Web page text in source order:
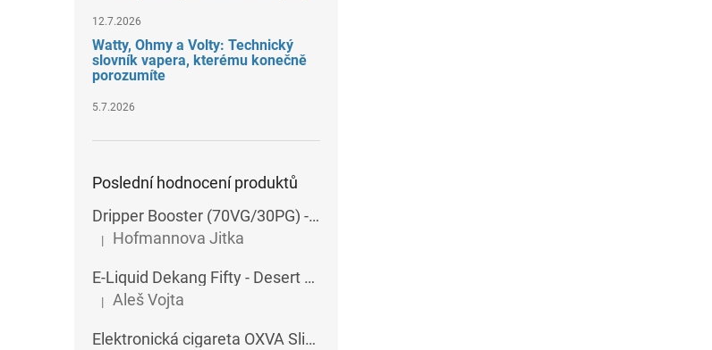
12.7.2026
Watty, Ohmy a Volty: Technický
slovník vapera, kterému konečně
porozumíte
5.7.2026
Poslední hodnocení produktů
Dripper Booster (70VG/30PG) - Imperia - 5x10 ml - 15 mg
Hodnocení produktu je 5 z 5 hvězdiček.
| Hofmannova Jitka
E-Liquid Dekang Fifty - Desert Ship - 10 ml
Hodnocení produktu je 5 z 5 hvězdiček.
| Aleš Vojta
Elektronická cigareta OXVA SlimStick X POD 1400 mAh